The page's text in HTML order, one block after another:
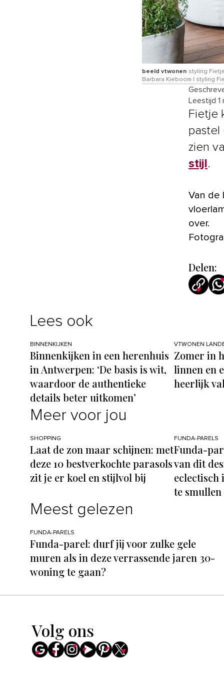
beeld vtwonen styling
Barbara Kieboom | styling
Leestijd 1
Fietje
pastel
zien
stijl .
Van de lichte bank en salontafels tot het vloerkleed en de zwarte
over.
Delen:
Lees ook
BINNENKIJKEN
Binnenkijken in een herenhuis
in Antwerpen: ‘De basis is wit,
waardoor de authentieke
details beter uitkomen’
VTWONEN
Zomer in
linnen en
heerlijk
Meer voor jou
SHOPPING
Laat de zon maar schijnen: met
deze 10 bestverkochte parasols
zit je er koel en stijlvol bij
FUNDA-PARELS
Funda-
van dit
eclectisch
te smullen
Meest gelezen
FUNDA-PARELS
Funda-parel: durf jij voor zulke gele
muren als in deze verrassende jaren 30-
woning te gaan?
Volg ons